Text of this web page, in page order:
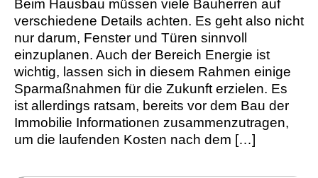
Beim Hausbau müssen viele Bauherren auf
verschiedene Details achten. Es geht also nicht
nur darum, Fenster und Türen sinnvoll
einzuplanen. Auch der Bereich Energie ist
wichtig, lassen sich in diesem Rahmen einige
Sparmaßnahmen für die Zukunft erzielen. Es
ist allerdings ratsam, bereits vor dem Bau der
Immobilie Informationen zusammenzutragen,
um die laufenden Kosten nach dem […]